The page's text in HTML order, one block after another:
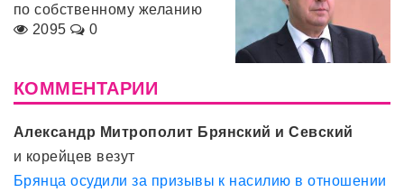
по собственному желанию
2095
0
КОММЕНТАРИИ
Александр Митрополит Брянский и Севский
и корейцев везут
Брянца осудили за призывы к насилию в отношении